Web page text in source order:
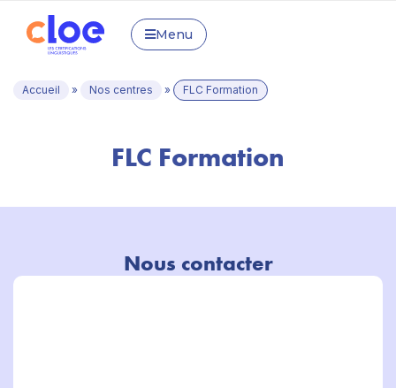
Menu
Accueil » Nos centres » FLC Formation
FLC Formation
Nous contacter